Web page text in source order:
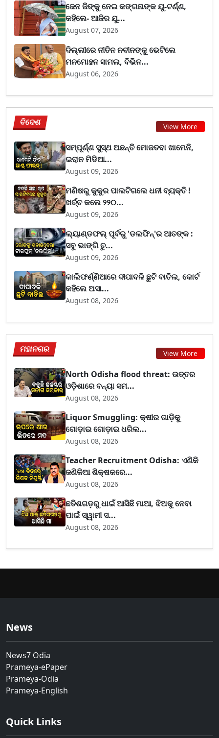
ଜେନ ଜିଙ୍କୁ ନେଇ କଙ୍ଗନାଙ୍କ ୟୁ-ଟର୍ଣ୍ଣ,
କହିଲେ- ଆଜିର ଯୁ...
August 07, 2026
ଦିଲ୍ଲୀରେ ନୀତିନ ନବୀନଙ୍କୁ ଭେଟିଲେ
ମନମୋହନ ସାମଲ, ବିଭିନ...
August 06, 2026
ବିଦେଶ View More
ସମ୍ପୂର୍ଣ୍ଣ ସୁସ୍ଥ ଅଛନ୍ତି ମୋଜତବା ଖାମେନି,
ଇରାନ ମିଡିଆ...
August 09, 2026
ମଣିଷରୁ କୁକୁର ପାଲଟିଗଲେ ଧନୀ ବ୍ୟକ୍ତି !
ଖର୍ଚ୍ଚ କଲେ ୨୨୦...
August 09, 2026
ଲ୍ୟାଣ୍ଡଫଲ୍ ପୂର୍ବରୁ 'ଡଲଫିନ୍'ର ଆତଙ୍କ :
ସବୁ ଭାଙ୍ଗି ଚୁ...
August 09, 2026
କାଲିଫର୍ଣ୍ଣିଆରେ ଦୀପାବଳି ଛୁଟି ବାତିଲ, କୋର୍ଟ
କହିଲେ ଅସା...
August 08, 2026
ମହାନଗର View More
North Odisha flood threat: ଉତ୍ତର
ଓଡ଼ିଶାରେ ବନ୍ୟା ସମ...
August 08, 2026
Liquor Smuggling: କ୍ଷୀର ଗାଡ଼ିକୁ
ଗୋଡ଼ାଇ ଗୋଡ଼ାଇ ଧରିଲ...
August 08, 2026
Teacher Recruitment Odisha: ଏଣିକି
ଜଣିକିଆ ଶିକ୍ଷକରେ...
August 08, 2026
ଛତିଶଗଡ଼ରୁ ଧାଇଁ ଆସିଛି ମାଆ, ଝିଅକୁ ନେବା
ପାଇଁ ସ୍ୱାମୀ ସ...
August 08, 2026
News
News7 Odia
Prameya-ePaper
Prameya-Odia
Prameya-English
Quick Links